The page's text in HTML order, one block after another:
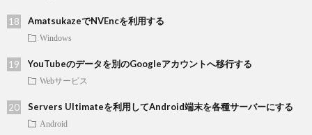
AmatsukazeでNVEncを利用する
Windows
YouTubeのデータを別のGoogleアカウントへ移行する
Webサービス
Servers Ultimateを利用してAndroid端末を各種サーバーにする
Android